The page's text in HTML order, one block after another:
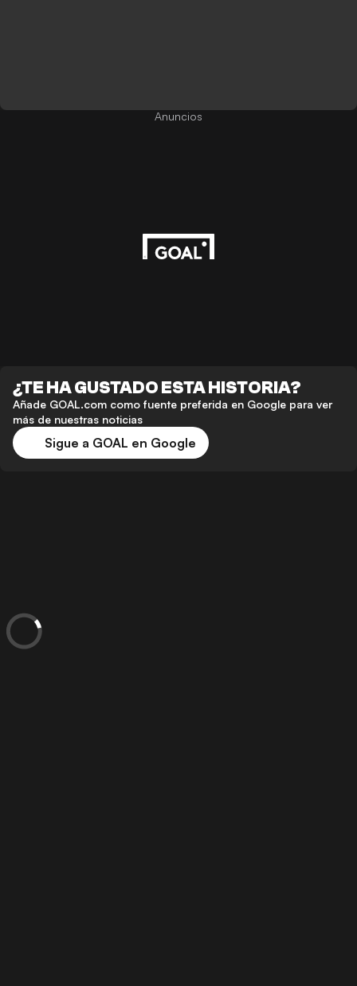
Anuncios
¿TE HA GUSTADO ESTA HISTORIA?
Añade GOAL.com como fuente preferida en Google para ver
más de nuestras noticias
Sigue a GOAL en Google